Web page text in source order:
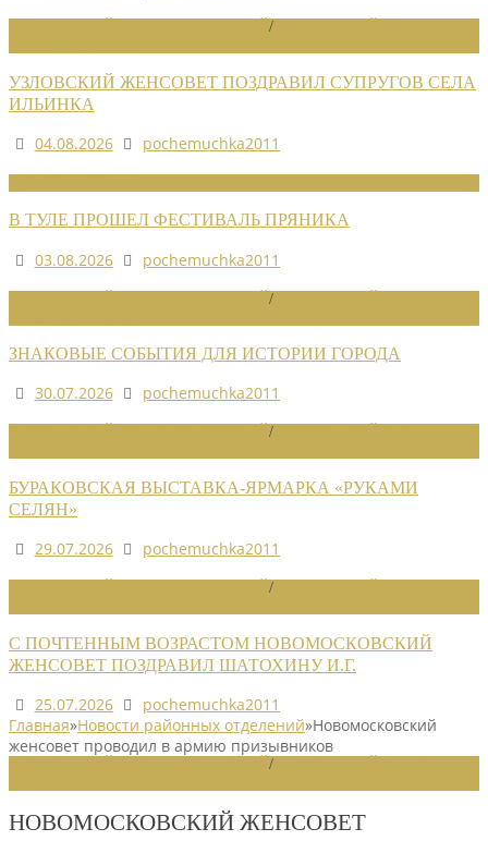
/
УЗЛОВСКИЙ ЖЕНСОВЕТ ПОЗДРАВИЛ СУПРУГОВ СЕЛА
ИЛЬИНКА
04.08.2026
pochemuchka2011
В ТУЛЕ ПРОШЕЛ ФЕСТИВАЛЬ ПРЯНИКА
03.08.2026
pochemuchka2011
/
ЗНАКОВЫЕ СОБЫТИЯ ДЛЯ ИСТОРИИ ГОРОДА
30.07.2026
pochemuchka2011
/
БУРАКОВСКАЯ ВЫСТАВКА-ЯРМАРКА «РУКАМИ
СЕЛЯН»
29.07.2026
pochemuchka2011
/
С ПОЧТЕННЫМ ВОЗРАСТОМ НОВОМОСКОВСКИЙ
ЖЕНСОВЕТ ПОЗДРАВИЛ ШАТОХИНУ И.Г.
25.07.2026
pochemuchka2011
Главная»Новости районных отделений»Новомосковский
женсовет проводил в армию призывников
/
НОВОМОСКОВСКИЙ ЖЕНСОВЕТ